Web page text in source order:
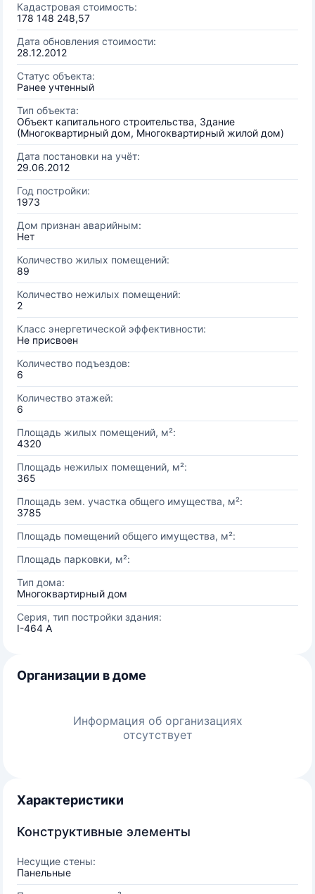
Кадастровая стоимость:
178 148 248,57
Дата обновления стоимости:
28.12.2012
Статус объекта:
Ранее учтенный
Тип объекта:
Объект капитального строительства, Здание
(Многоквартирный дом, Многоквартирный жилой дом)
Дата постановки на учёт:
29.06.2012
Год постройки:
1973
Дом признан аварийным:
Нет
Количество жилых помещений:
89
Количество нежилых помещений:
2
Класс энергетической эффективности:
Не присвоен
Количество подъездов:
6
Количество этажей:
6
Площадь жилых помещений, м²:
4320
Площадь нежилых помещений, м²:
365
Площадь зем. участка общего имущества, м²:
3785
Площадь помещений общего имущества, м²:
Площадь парковки, м²:
Тип дома:
Многоквартирный дом
Серия, тип постройки здания:
I-464 A
Организации в доме
Информация об организациях
отсутствует
Характеристики
Конструктивные элементы
Несущие стены:
Панельные